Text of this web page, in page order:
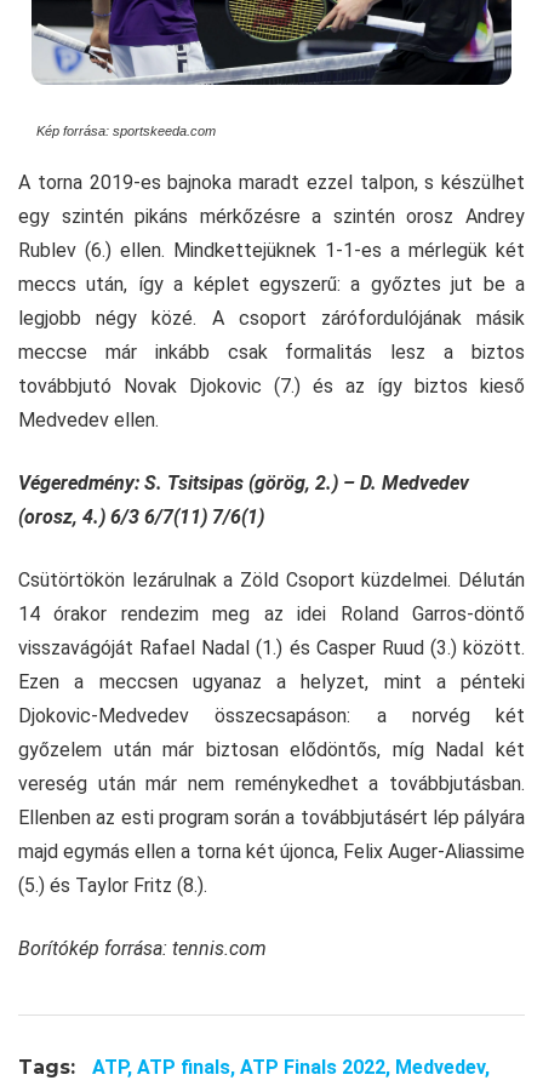
Kép forrása: sportskeeda.com
A torna 2019-es bajnoka maradt ezzel talpon, s készülhet
egy szintén pikáns mérkőzésre a szintén orosz Andrey
Rublev (6.) ellen. Mindkettejüknek 1-1-es a mérlegük két
meccs után, így a képlet egyszerű: a győztes jut be a
legjobb négy közé. A csoport zárófordulójának másik
meccse már inkább csak formalitás lesz a biztos
továbbjutó Novak Djokovic (7.) és az így biztos kieső
Medvedev ellen.
Végeredmény: S. Tsitsipas (görög, 2.) – D. Medvedev
(orosz, 4.) 6/3 6/7(11) 7/6(1)
Csütörtökön lezárulnak a Zöld Csoport küzdelmei. Délután
14 órakor rendezim meg az idei Roland Garros-döntő
visszavágóját Rafael Nadal (1.) és Casper Ruud (3.) között.
Ezen a meccsen ugyanaz a helyzet, mint a pénteki
Djokovic-Medvedev összecsapáson: a norvég két
győzelem után már biztosan elődöntős, míg Nadal két
vereség után már nem reménykedhet a továbbjutásban.
Ellenben az esti program során a továbbjutásért lép pályára
majd egymás ellen a torna két újonca, Felix Auger-Aliassime
(5.) és Taylor Fritz (8.).
Borítókép forrása: tennis.com
Tags: ATP, ATP finals, ATP Finals 2022, Medvedev,